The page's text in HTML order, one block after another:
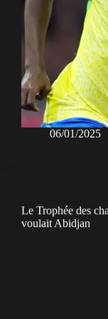
06/01/2025
Le Trophée des
voulait Abidjan